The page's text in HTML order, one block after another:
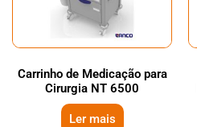
Carrinho de Medicação para
Cirurgia NT 6500
Ler mais